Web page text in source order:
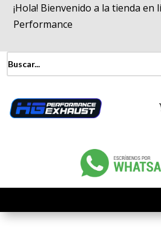
¡Hola! Bienvenido a la tienda en
Performance